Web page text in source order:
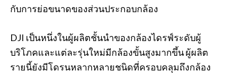
กับการย่อขนาดของส่วนประกอบกล้อง
DJI เป็นหนึ่งในผู้ผลิตชั้นนำของกล้องไดรฟ์ระดับผู้
บริโภคและแต่ละรุ่นใหม่มีกล้องขั้นสูงมากขึ้น ผู้ผลิต
รายนี้ยังมีโดรนหลากหลายชนิดที่ครอบคลุมถึงกล้อง